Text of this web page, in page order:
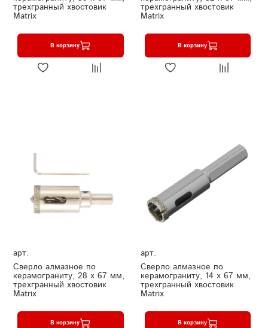
трехгранный хвостовик
Matrix
В корзину
трехгранный хвостовик
Matrix
В корзину
арт.
Сверло алмазное по
керамограниту, 28 х 67 мм,
трехгранный хвостовик
Matrix
В корзину
арт.
Сверло алмазное по
керамограниту, 14 х 67 мм,
трехгранный хвостовик
Matrix
В корзину